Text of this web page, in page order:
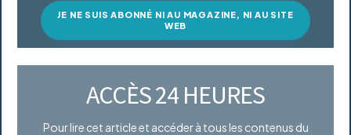
JE NE SUIS ABONNÉ NI AU MAGAZINE, NI AU SITE
WEB
ACCÈS 24 HEURES
Pour lire cet article et accéder à tous les contenus du